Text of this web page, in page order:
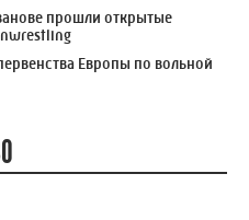
прошли открытые
Европы по вольной